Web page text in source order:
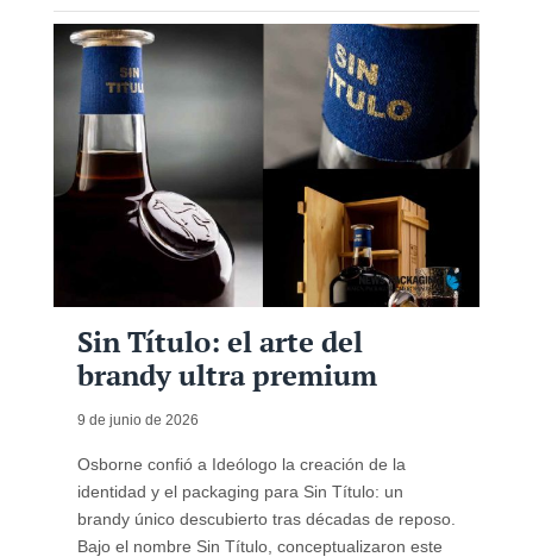
Sin Título: el arte del
brandy ultra premium
9 de junio de 2026
Osborne confió a Ideólogo la creación de la
identidad y el packaging para Sin Título: un
brandy único descubierto tras décadas de reposo.
Bajo el nombre Sin Título, conceptualizaron este